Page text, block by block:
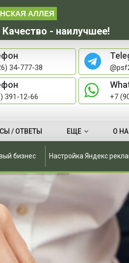
АЛЛЕЯ
- наилучшее!
34-777-38
391-12-66 +7
/ ОТВЕТЫ ЕЩЕ О
бизнес Настройка Яндекс